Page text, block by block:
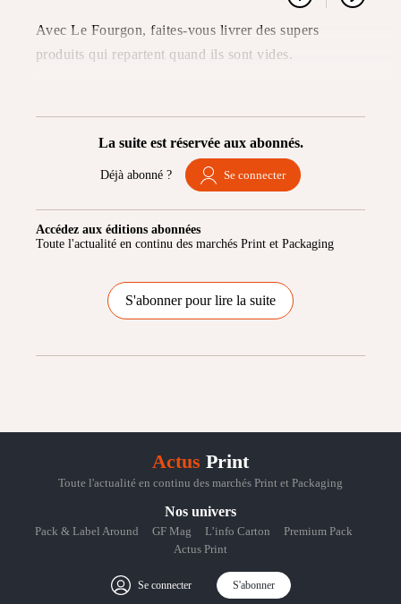
Avec Le Fourgon, faites-vous livrer des supers
produits qui repartent quand ils sont vides.
La suite est réservée aux abonnés.
Déjà abonné ? Se connecter
Accédez aux éditions abonnées
Toute l'actualité en continu des marchés Print et Packaging
S'abonner pour lire la suite
Actus Print
Toute l'actualité en continu des marchés Print et Packaging
Nos univers
Pack & Label Around GF Mag L’info Carton
Premium Pack
Actus Print
Se connecter S'abonner